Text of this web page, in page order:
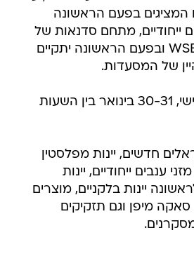
המציגים בפעם הראשונה
ייחודיים, מתחם סדנאות של
ביה"ס הבינלאומי WSET ובפעם הראשונה יתקיים
של המסעדות.
בימים שני ושלישי, 30-31 בינואר בין השעות
חדשים, יינות מפלסטין
ענבים ייחודיים, יינות
יינות בלקניים, מוצרים
סאקה מיפן וגם תזקיקים